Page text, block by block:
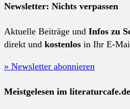
Newsletter: Nichts verpassen
Aktuelle Beiträge und Infos zu
direkt und kostenlos in Ihr E-
» Newsletter abonnieren
Meistgelesen im literaturcafe.de